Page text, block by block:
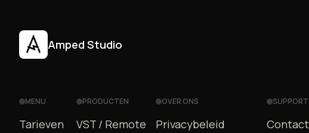
Amped Studio
MENU
Tarieven
PRODUCTEN
VST / Remote
OVER ONS
Privacybeleid
SUPPORT
Contact